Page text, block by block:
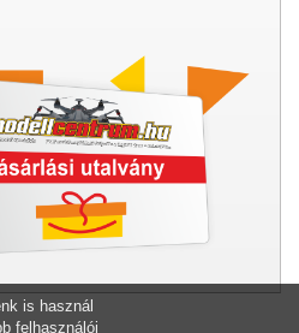
is használ
felhasználói